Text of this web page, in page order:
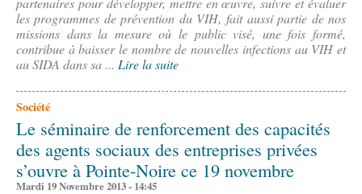
les programmes de prévention du VIH, fait aussi partie de nos
missions dans la mesure où le public visé, une fois formé,
contribue à baisser le nombre de nouvelles infections au VIH et
au SIDA dans sa ... Lire la suite
Société
Le séminaire de renforcement des capacités
des agents sociaux des entreprises privées
s’ouvre à Pointe-Noire ce 19 novembre
Mardi 19 Novembre 2013 - 14:45